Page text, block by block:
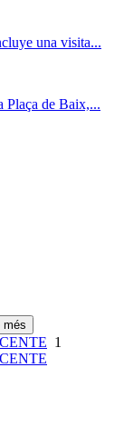
una visita...
Plaça de Baix,...
més
1